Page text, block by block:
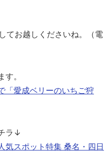
てお越しくださいね。（電
。
「愛成ベリーのいちご狩
ラ↓
気スポット特集 桑名・四日